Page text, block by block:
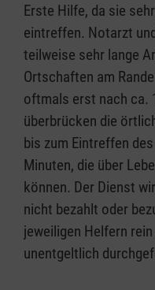
Erste Hilfe, da sie
eintreffen. Notarzt
teilweise sehr lange
Ortschaften am
oftmals erst nach ca.
überbrücken die
bis zum Eintreffen
Minuten, die über
können. Der Dienst
nicht bezahlt oder
jeweiligen Helfern
unentgeltlich